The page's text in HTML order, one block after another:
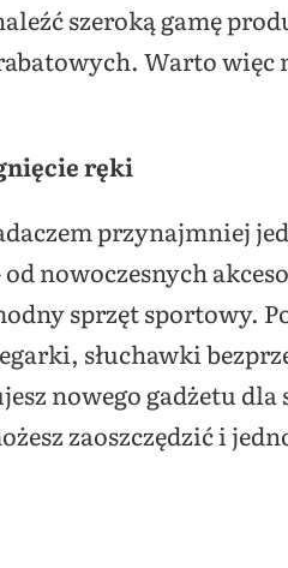
szeroką gamę
Warto więc
ręki
przynajmniej
nowoczesnych
sprzęt sportowy.
słuchawki
nowego gadżetu dla
zaoszczędzić i